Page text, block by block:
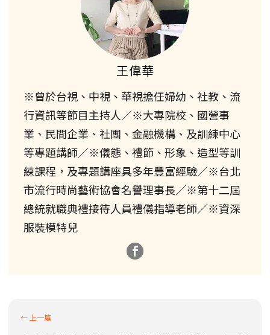
王偉華
※曾於台視、中視、華視擔任婦幼、社教、流
行資訊等節目主持人／※大專院校、國營事
業、民間企業、社團、金融機構、及訓練中心
等專題講師／※儀態、禮節、形象、造型等訓
練課程，及專題講座具多年豐富經驗／※台北
市流行時尚藝術協會名譽理事長／※第十二屆
總統就職典禮接待人員禮儀指導老師／※資深
服裝模特兒